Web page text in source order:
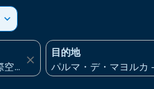
expand_more
close
目的地